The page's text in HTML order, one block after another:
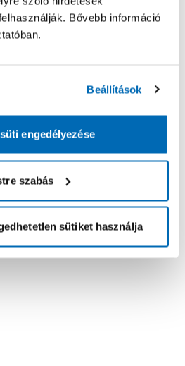
Bővebb információ
Beállítások
engedélyezése
szabás
sütiket használja